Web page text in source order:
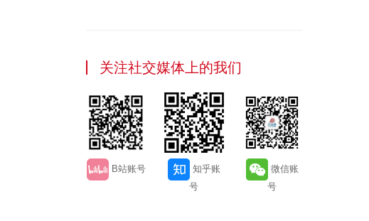
关注社交媒体上的我们
B站账号
知乎账
号
微信账
号